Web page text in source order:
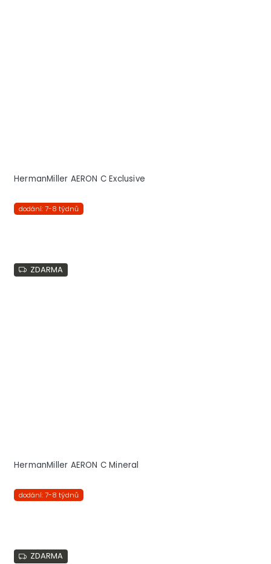
HermanMiller AERON C Exclusive
dodání: 7-8 týdnů
ZDARMA
HermanMiller AERON C Mineral
dodání: 7-8 týdnů
ZDARMA